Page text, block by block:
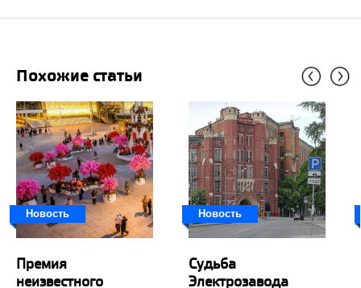
Похожие статьи
Новость
Премия
неизвестного
Новость
Судьба
Электрозавода